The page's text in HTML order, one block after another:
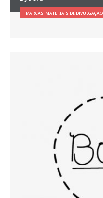
MARCAS, MATERIAIS DE DIVULGAÇÃO